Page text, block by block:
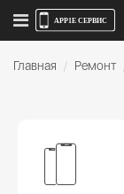
Главная Ремонт